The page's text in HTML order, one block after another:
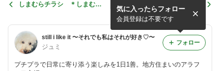
しまむらチラシ ＊しまむら
3coins購入品 ＊熱中症対
策⭐︎ひんやり冷たいお散歩服
＊
still i like it 〜それでも私はそれが好き♡〜
ジュミ
プチプラで日常に寄り添う楽しみを1日1善。地方住まいのアラフ
気に入ったらフォロー
会員登録は不要です
フォロー